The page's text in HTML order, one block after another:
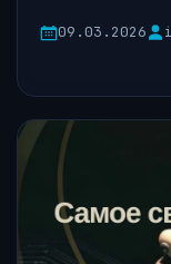
09.03.2026